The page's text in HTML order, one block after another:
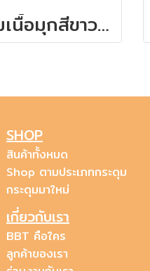
กระดุมเนื้อมุกสีขาว มี 3 ขนาดให้เลือก
SHOP
สินค้าทั้งหมด
Shop ตามประเภทกระดุม
กระดุมมาใหม่
เกี่ยวกับเรา
BBT คือใคร
ลูกค้าของเรา